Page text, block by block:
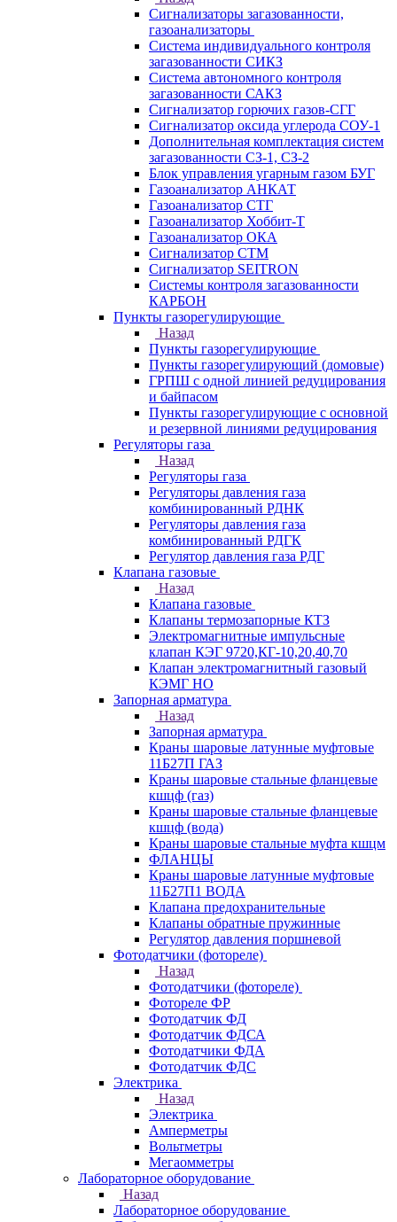
Сигнализаторы загазованности,
газоанализаторы
Система индивидуального контроля
загазованности СИКЗ
Система автономного контроля
загазованности САКЗ
Сигнализатор горючих газов-СГГ
Сигнализатор оксида углерода СОУ-1
Дополнительная комплектация систем
загазованности СЗ-1, СЗ-2
Блок управления угарным газом БУГ
Газоанализатор АНКАТ
Газоанализатор СТГ
Газоанализатор Хоббит-Т
Газоанализатор ОКА
Сигнализатор СТМ
Сигнализатор SEITRON
Системы контроля загазованности
КАРБОН
Пункты газорегулирующие
Назад
Пункты газорегулирующие
Пункты газорегулирующий (домовые)
ГРПШ с одной линией редуцирования
и байпасом
Пункты газорегулирующие с основной
и резервной линиями редуцирования
Регуляторы газа
Назад
Регуляторы газа
Регуляторы давления газа
комбинированный РДНК
Регуляторы давления газа
комбинированный РДГК
Регулятор давления газа РДГ
Клапана газовые
Назад
Клапана газовые
Клапаны термозапорные КТЗ
Электромагнитные импульсные
клапан КЭГ 9720,КГ-10,20,40,70
Клапан электромагнитный газовый
КЭМГ НО
Запорная арматура
Назад
Запорная арматура
Краны шаровые латунные муфтовые
11Б27П ГАЗ
Краны шаровые стальные фланцевые
кшцф (газ)
Краны шаровые стальные фланцевые
кшцф (вода)
Краны шаровые стальные муфта кшцм
ФЛАНЦЫ
Краны шаровые латунные муфтовые
11Б27П1 ВОДА
Клапана предохранительные
Клапаны обратные пружинные
Регулятор давления поршневой
Фотодатчики (фотореле)
Назад
Фотодатчики (фотореле)
Фотореле ФР
Фотодатчик ФД
Фотодатчик ФДСА
Фотодатчики ФДА
Фотодатчик ФДС
Электрика
Назад
Электрика
Амперметры
Вольтметры
Мегаомметры
Лабораторное оборудование
Назад
Лабораторное оборудование